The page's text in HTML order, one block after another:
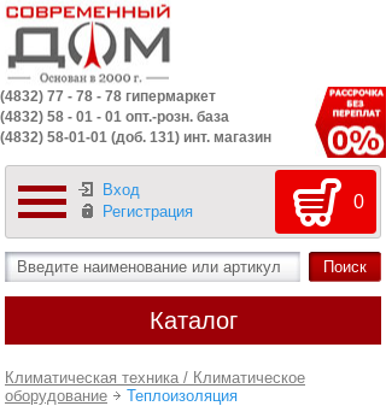
(4832) 77 - 78 - 78 гипермаркет
(4832) 58 - 01 - 01 опт.-розн. база
(4832) 58-01-01 (доб. 131) инт. магазин
Вход
Регистрация
0
Каталог
Климатическая техника / Климатическое
оборудование
Теплоизоляция